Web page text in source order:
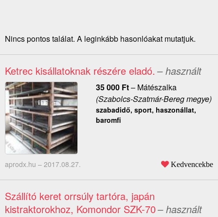
Nincs pontos találat. A leginkább hasonlóakat mutatjuk.
Ketrec kisállatoknak részére eladó. – használt
35 000 Ft– Mátészalka
(Szabolcs-Szatmár-Bereg megye)
szabadidő, sport, haszonállat,
baromfi
aprodx.hu – 2017.08.27. Kedvencekbe
Szállító keret orrsúly tartóra, japán
kistraktorokhoz, Komondor SZK-70– használt